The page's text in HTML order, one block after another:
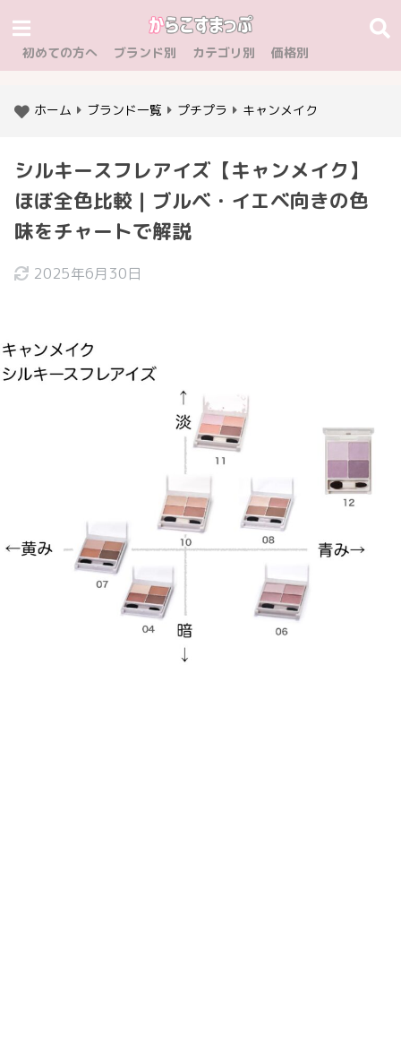
初めての方へ ブランド別 カテゴリ別 価格別
ホーム ブランド一覧 プチプラ キャンメイク
シルキースフレアイズ【キャンメイク】
ほぼ全色比較｜ブルベ・イエベ向きの色
味をチャートで解説
2025年6月30日